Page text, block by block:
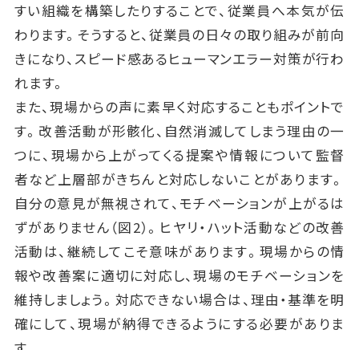
すい組織を構築したりすることで、従業員へ本気が伝
わります。そうすると、従業員の日々の取り組みが前向
きになり、スピード感あるヒューマンエラー対策が行わ
れます。
また、現場からの声に素早く対応することもポイントで
す。改善活動が形骸化、自然消滅してしまう理由の一
つに、現場から上がってくる提案や情報について監督
者など上層部がきちんと対応しないことがあります。
自分の意見が無視されて、モチベーションが上がるは
ずがありません（図2）。ヒヤリ・ハット活動などの改善
活動は、継続してこそ意味があります。現場からの情
報や改善案に適切に対応し、現場のモチベーションを
維持しましょう。対応できない場合は、理由・基準を明
確にして、現場が納得できるようにする必要がありま